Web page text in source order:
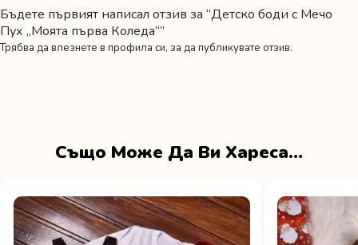
Бъдете първият написал отзив за “Детско боди с Мечо
Пух „Моята първа Коледа“”
Трябва да влезнете в профила си, за да публикувате отзив.
Също Може Да Ви Хареса…